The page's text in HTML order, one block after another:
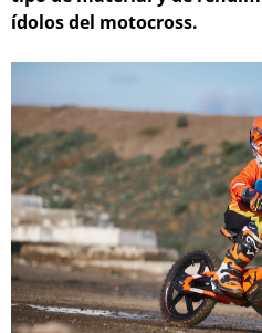
ídolos del motocross.